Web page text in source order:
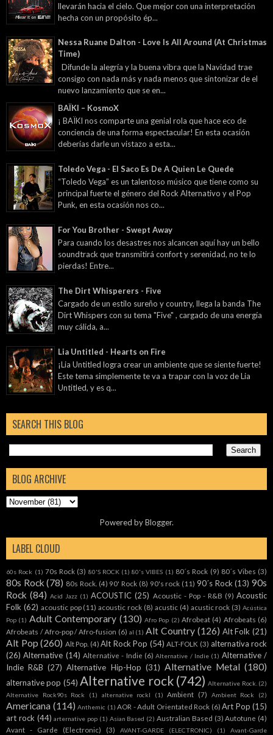
llevarán hacia el cielo. Que mejor con una interpretación
hecha con un propósito ép...
Nessa Ruane Dalton - Love Is All Around (At Christmas
Time)
Difunde la alegría y la buena vibra que la Navidad trae
consigo con nada más y nada menos que sintonizar de el
nuevo lanzamiento que se en...
BAÏKI – KosmoX
¡ BAÏKI nos comparte una genial rola que hace eco de
conciencia de una forma espectacular! En esta ocasión
deberías darle un vistazo a esta...
Toledo Vega - El Saco Es De A Quien Le Quede
“Toledo Vega” es un talentoso músico que tiene como su
principal fuerte el género del Rock Alternativo y el Pop
Punk, en esta ocasión nos co...
For You Brother - Swept Away
Para cuando los desastres nos alcancen aquí hay un bello
soundtrack que transmitirá confort y serenidad, no te lo
pierdas! Entre...
The Dirt Whisperers - Five
Cargado de un estilo sureño y country, llega la banda The
Dirt Whispers con su tema "Five" , cargado de una energía
muy cálida, a...
Lia Untitled - Hearts on Fire
¡Lia Untitled logra crear un ambiente que se siente fuerte!
Este tema simplemente te va a trapar con la voz de Lia
Untitled, y es q...
SEARCH THIS BLOG
BLOG ARCHIVE
Powered byBlogger.
LABEL CLOUD
60s Rock (1) 70s Rock (3) 80'S ROCK (1) 80's VIBES (1) 80´s Rock (9) 80´s Vibes (3)
80s Rock (78) 80s Rock. (4) 90' Rock (8) 90's rock (11) 90´s Rock (13) 90s
Rock (84) Acid Jazz (1) ACOUSTIC (25) Acoustic - Pop - R&B (9) Acoustic
Folk (62) acoustic pop (11) acoustic rock (8) acustic (4) acustic rock (3) Acústica
Pop (1) Adult Contemporary (130) Afro Pop (2) Afrobeat (4) Afrobeats (6)
Afrobeats / Afro-pop / Afro-fusion (6) al (1) Alt Country (126) Alt Folk (21)
Alt Pop (260) Alt Pop. (4) Alt Rock Pop (54) ALT-FOLK (3) alternativa rock
(26) Alternative (14) Alternative - Indie (6) Alternative / Indie (1) Alternative /
Indie R&B (27) Alternative Hip-Hop (31) Alternative Metal (180)
alternative pop (54) Alternative rock (742) Alternative Rock. (2)
Alternative Rock90s Rock
(1) alternative rockl (1) Ambient (7) Ambient Rock (2)
Americana (114) Anthemic (1) AOR - Adult Orientated Rock (6) Art Pop (15)
art rock (44) arternative pop (1) Asian Based (2) Australian Based (3) Autotune (4)
Avant - Garde (Electronic)
(3) AVANT-GARDE (ELECTRONIC) (1) Avant-Garde